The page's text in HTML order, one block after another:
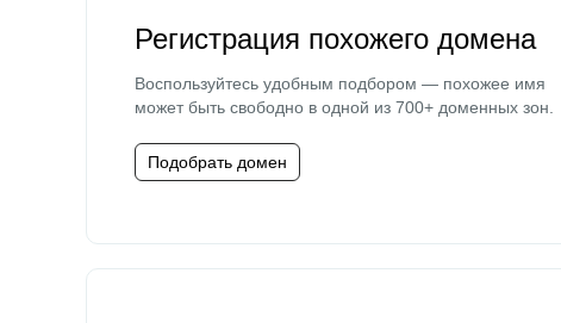
Регистрация похожего домена
Воспользуйтесь удобным подбором — похожее имя
может быть свободно в одной из 700+ доменных зон.
Подобрать домен